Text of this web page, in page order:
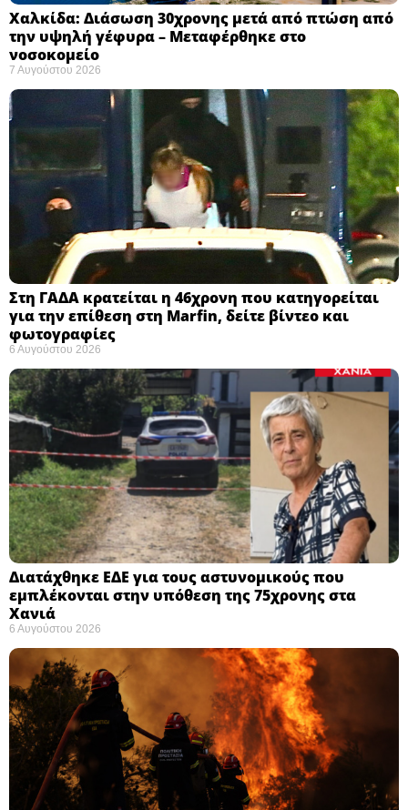
Χαλκίδα: Διάσωση 30χρονης μετά από πτώση από
την υψηλή γέφυρα – Μεταφέρθηκε στο
νοσοκομείο ​
7 Αυγούστου 2026
Στη ΓΑΔΑ κρατείται η 46χρονη που κατηγορείται
για την επίθεση στη Marfin, δείτε βίντεο και
φωτογραφίες
6 Αυγούστου 2026
Διατάχθηκε ΕΔΕ για τους αστυνομικούς που
εμπλέκονται στην υπόθεση της 75χρονης στα
Χανιά
6 Αυγούστου 2026